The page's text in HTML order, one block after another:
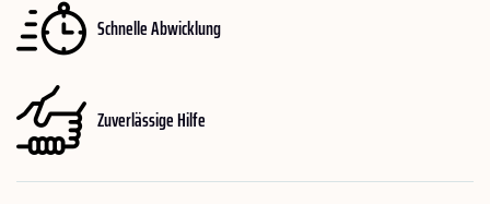
Schnelle Abwicklung
Zuverlässige Hilfe